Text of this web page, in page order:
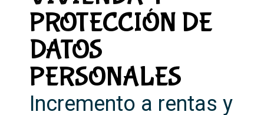
PROTECCIÓN DE
DATOS
PERSONALES
Incremento a rentas y